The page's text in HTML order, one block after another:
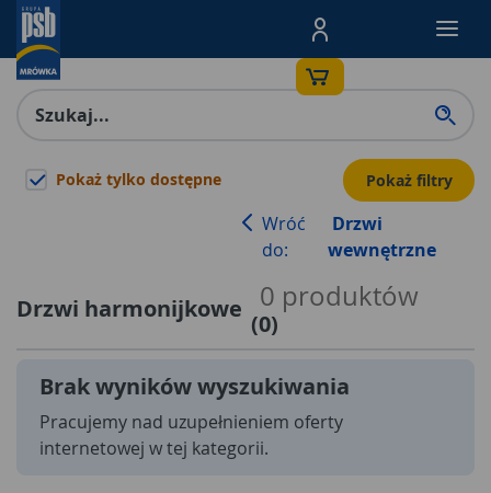
Menu Produktów,
Pokaż tylko dostępne Pokaż filtry
Wróć
do:
Drzwi
wewnętrzne
Drzwi harmonijkowe 0 produktów
(0)
Brak wyników wyszukiwania
Pracujemy nad uzupełnieniem oferty
internetowej w tej kategorii.